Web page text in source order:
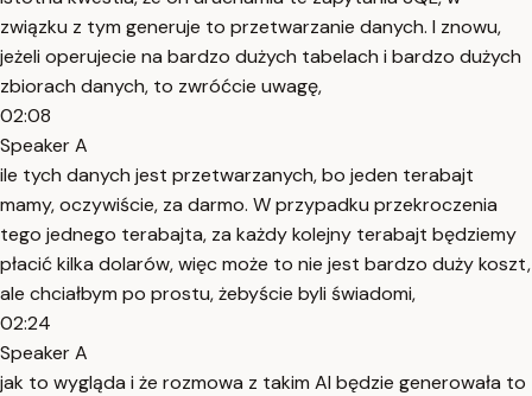
związku z tym generuje to przetwarzanie danych. I znowu,
jeżeli operujecie na bardzo dużych tabelach i bardzo dużych
zbiorach danych, to zwróćcie uwagę,
02:08
Speaker A
ile tych danych jest przetwarzanych, bo jeden terabajt
mamy, oczywiście, za darmo. W przypadku przekroczenia
tego jednego terabajta, za każdy kolejny terabajt będziemy
płacić kilka dolarów, więc może to nie jest bardzo duży koszt,
ale chciałbym po prostu, żebyście byli świadomi,
02:24
Speaker A
jak to wygląda i że rozmowa z takim AI będzie generowała to